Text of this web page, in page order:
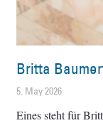
Britta
5. May 2026
Eines steht für